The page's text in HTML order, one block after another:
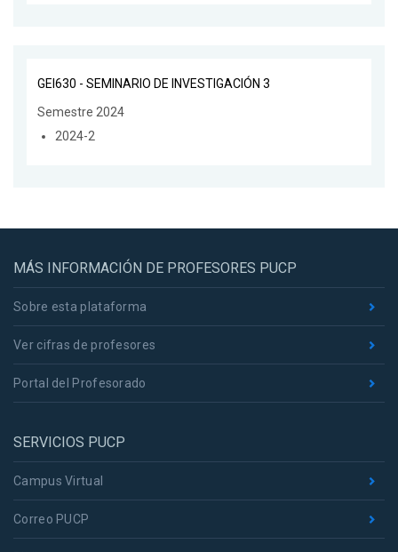
GEI630 - SEMINARIO DE INVESTIGACIÓN 3
Semestre 2024
2024-2
MÁS INFORMACIÓN DE PROFESORES PUCP
Sobre esta plataforma
Ver cifras de profesores
Portal del Profesorado
SERVICIOS PUCP
Campus Virtual
Correo PUCP